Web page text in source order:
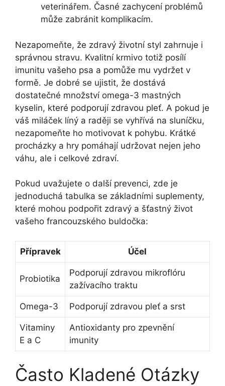
veterinářem. Časné zachycení problémů‍
může zabránit komplikacím.
Nezapomeňte, že zdravý životní styl⁣ zahrnuje i
správnou stravu. Kvalitní krmivo totiž ⁣posílí
imunitu vašeho psa a pomůže mu vydržet v
formě. Je dobré se ujistit,‍ že dostává⁤
dostatečné množství omega-3 mastných⁤
kyselin, které ⁢podporují zdravou pleť. A pokud je
váš miláček líný a raději se vyhřívá na sluníčku,
nezapomeňte ho motivovat k pohybu.​ Krátké
procházky a hry pomáhají udržovat nejen jeho
váhu, ale i celkové zdraví.
Pokud​ uvažujete o další prevenci, zde je
jednoduchá tabulka​ se základními suplementy,
které⁣ mohou podpořit zdravý a šťastný život
vašeho francouzského buldočka:
Přípravek Účel
Probiotika
Podporují zdravou mikroflóru
zažívacího traktu
Omega-3 Podporují zdravou pleť a srst
Vitaminy
E a C
Antioxidanty pro zpevnění
imunity
Často Kladené Otázky